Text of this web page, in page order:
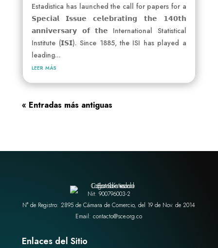
Estadistica has launched the call for papers for a
𝗦𝗽𝗲𝗰𝗶𝗮𝗹 𝗜𝘀𝘀𝘂𝗲 𝗰𝗲𝗹𝗲𝗯𝗿𝗮𝘁𝗶𝗻𝗴 𝘁𝗵𝗲 𝟭𝟰𝟬𝘁𝗵
𝗮𝗻𝗻𝗶𝘃𝗲𝗿𝘀𝗮𝗿𝘆 𝗼𝗳 𝘁𝗵𝗲 International Statistical
Institute (𝗜𝗦𝗜). Since 1885, the ISI has played a
leading...
leer más
« Entradas más antiguas
Nit: 900796003-2
N° de Registro: 2895 de Cámara de Comercio, del 19 de Nov. de 2014
Email: contacto@sce.org.co
Enlaces del Sitio